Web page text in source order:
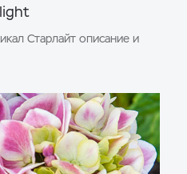
Старлайт описание и